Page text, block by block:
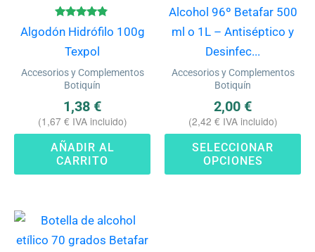
Valorado
con
4.67
de 5
Algodón Hidrófilo 100g
Texpol
Accesorios y Complementos
Botiquín
1,38 €
(1,67 € IVA incluido)
AÑADIR AL
CARRITO
Valorado
con
4.75
de 5
Alcohol 96º Betafar 500
ml o 1L – Antiséptico y
Desinfec...
Accesorios y Complementos
Botiquín
2,00 €
(2,42 € IVA incluido)
SELECCIONAR
OPCIONES